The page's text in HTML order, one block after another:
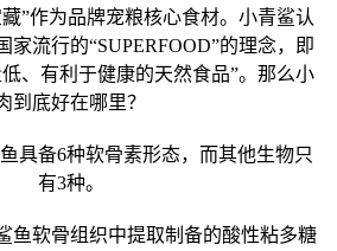
”作为品牌宠粮核心食材。小青鲨认
家流行的“SUPERFOOD”的理念，即
、有利于健康的天然食品”。那么小
到底好在哪里？
具备6种软骨素形态，而其他生物只
有3种。
鱼软骨组织中提取制备的酸性粘多糖